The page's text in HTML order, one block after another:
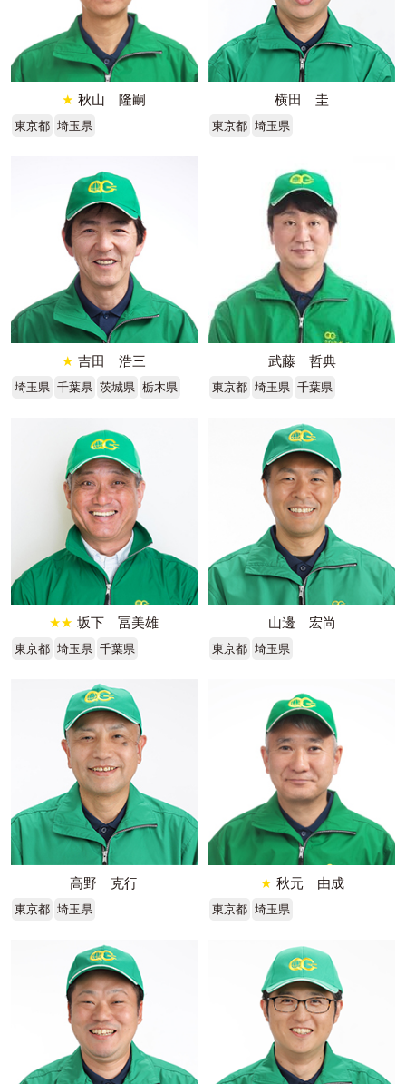
★ 秋山 隆嗣
東京都 埼玉県
横田 圭
東京都 埼玉県
★ 吉田 浩三
埼玉県 千葉県 茨城県 栃木県
武藤 哲典
東京都 埼玉県 千葉県
★★ 坂下 冨美雄
東京都 埼玉県 千葉県
山邊 宏尚
東京都 埼玉県
高野 克行
東京都 埼玉県
★ 秋元 由成
東京都 埼玉県